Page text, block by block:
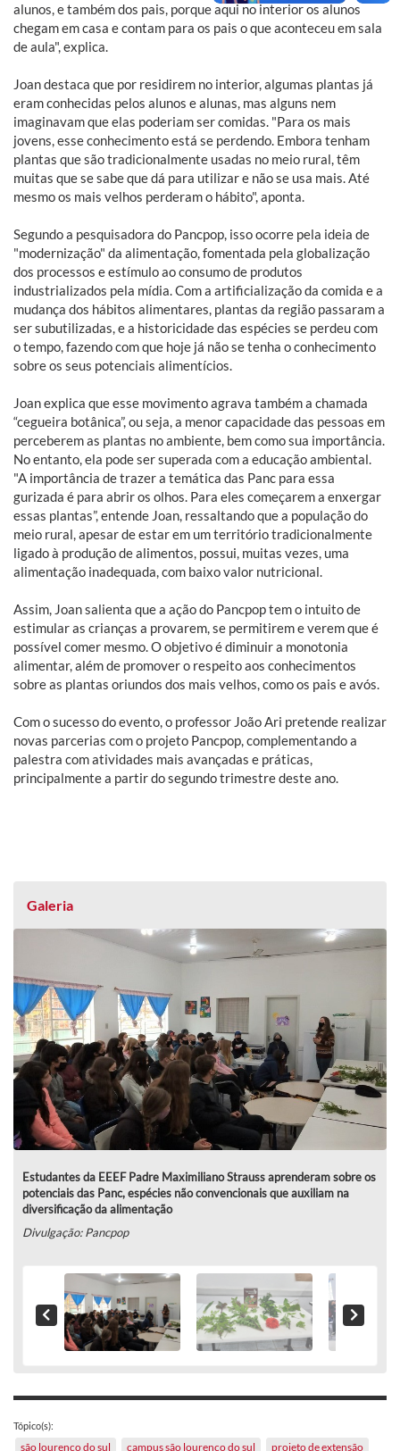
alunos, e também dos pais, porque aqui no interior os alunos
chegam em casa e contam para os pais o que aconteceu em sala
de aula", explica.
Joan destaca que por residirem no interior, algumas plantas já
eram conhecidas pelos alunos e alunas, mas alguns nem
imaginavam que elas poderiam ser comidas. "Para os mais
jovens, esse conhecimento está se perdendo. Embora tenham
plantas que são tradicionalmente usadas no meio rural, têm
muitas que se sabe que dá para utilizar e não se usa mais. Até
mesmo os mais velhos perderam o hábito", aponta.
Segundo a pesquisadora do Pancpop, isso ocorre pela ideia de
"modernização" da alimentação, fomentada pela globalização
dos processos e estímulo ao consumo de produtos
industrializados pela mídia. Com a artificialização da comida e a
mudança dos hábitos alimentares, plantas da região passaram a
ser subutilizadas, e a historicidade das espécies se perdeu com
o tempo, fazendo com que hoje já não se tenha o conhecimento
sobre os seus potenciais alimentícios.
Joan explica que esse movimento agrava também a chamada
“cegueira botânica”, ou seja, a menor capacidade das pessoas em
perceberem as plantas no ambiente, bem como sua importância.
No entanto, ela pode ser superada com a educação ambiental.
"A importância de trazer a temática das Panc para essa
gurizada é para abrir os olhos. Para eles começarem a enxergar
essas plantas”, entende Joan, ressaltando que a população do
meio rural, apesar de estar em um território tradicionalmente
ligado à produção de alimentos, possui, muitas vezes, uma
alimentação inadequada, com baixo valor nutricional.
Assim, Joan salienta que a ação do Pancpop tem o intuito de
estimular as crianças a provarem, se permitirem e verem que é
possível comer mesmo. O objetivo é diminuir a monotonia
alimentar, além de promover o respeito aos conhecimentos
sobre as plantas oriundos dos mais velhos, como os pais e avós.
Com o sucesso do evento, o professor João Ari pretende realizar
novas parcerias com o projeto Pancpop, complementando a
palestra com atividades mais avançadas e práticas,
principalmente a partir do segundo trimestre deste ano.
Galeria
Estudantes da EEEF Padre Maximiliano Strauss aprenderam sobre os
potenciais das Panc, espécies não convencionais que auxiliam na
diversificação da alimentação
Divulgação: Pancpop
Tópico(s):
são lourenço do sul campus são lourenço do sul projeto de extensão